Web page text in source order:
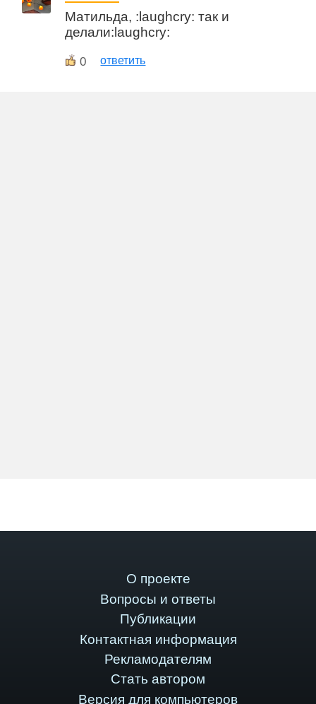
Матильда, :laughcry: так и
делали:laughcry:
0 ответить
О проекте
Вопросы и ответы
Публикации
Контактная информация
Рекламодателям
Стать автором
Версия для компьютеров